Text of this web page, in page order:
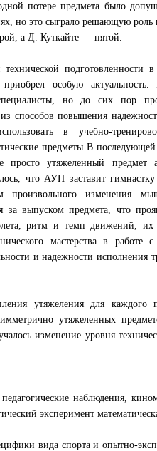
потере предмета было
но это сыграло решающую роль
а Д. Куткайте — пятой.
подготовленности
особую
но до сих пор
способов повышения
в учебно-
предметы В последующей
утяжеленный предмет
что АУП заставит гимнастку
произвольного изменения
за выпуском предмета, что
ритм и темп движений, их
мастерства в работе
и надежности исполнения
утяжеления для каждого
утяжеленных
изменение уровня
наблюдения,
эксперимент
вида спорта и опытно-